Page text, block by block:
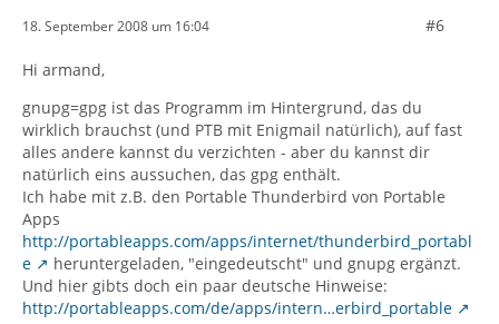
18. September 2008 um 16:04 #6
Hi armand,
gnupg=gpg ist das Programm im Hintergrund, das du
wirklich brauchst (und PTB mit Enigmail natürlich), auf fast
alles andere kannst du verzichten - aber du kannst dir
natürlich eins aussuchen, das gpg enthält.
Ich habe mit z.B. den Portable Thunderbird von Portable
Apps
http://portableapps.com/apps/internet/thunderbird_portabl
e
heruntergeladen, "eingedeutscht" und gnupg ergänzt.
Und hier gibts doch ein paar deutsche Hinweise:
http://portableapps.com/de/apps/intern…erbird_portable